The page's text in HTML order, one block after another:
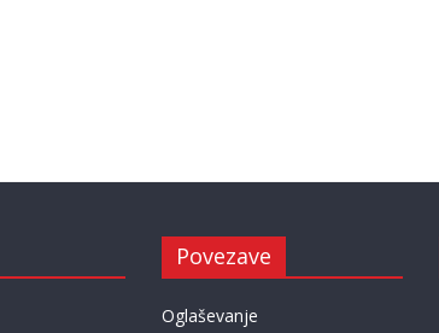
Povezave
Oglaševanje